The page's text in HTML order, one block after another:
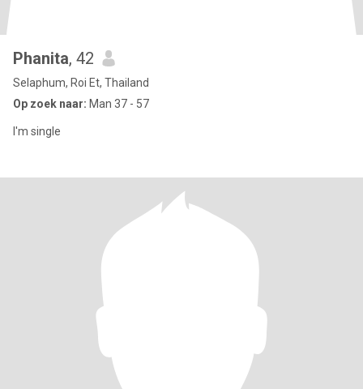
Phanita, 42
Selaphum, Roi Et, Thailand
Op zoek naar: Man 37 - 57
I'm single